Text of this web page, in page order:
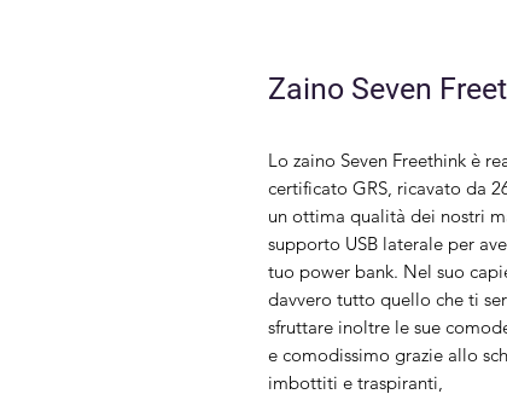
Zaino Seven
Lo zaino Seven Freethink è
certificato GRS, ricavato da
un ottima qualità dei nostri
supporto USB laterale per
tuo power bank. Nel suo
davvero tutto quello che ti
sfruttare inoltre le sue
e comodissimo grazie allo
imbottiti e traspiranti,